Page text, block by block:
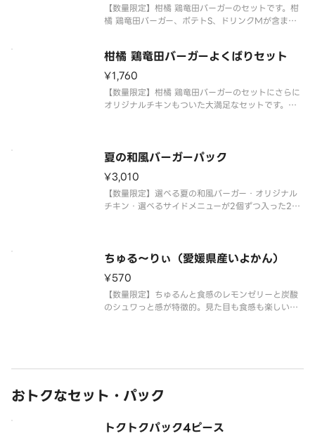
【数量限定】柑橘 鶏竜田バーガーのセットです。柑
橘 鶏竜田バーガー、ポテトS、ドリンクMが含まれ
柑橘 鶏竜田バーガーよくばりセット
¥1,760
【数量限定】柑橘 鶏竜田バーガーのセットにさらに
オリジナルチキンもついた大満足なセットです。柑
特性上、チキンの部位指定
夏の和風バーガーパック
¥3,010
【数量限定】選べる夏の和風バーガー・オリジナル
チキン・選べるサイドメニューが2個ずつ入った2名
いただいております。※提供方
ちゅる～りぃ（愛媛県産いよかん）
¥570
【数量限定】ちゅるんと食感のレモンゼリーと炭酸
のシュワっと感が特徴的。見た目も食感も楽しいド
おトクなセット・パック
トクトクパック4ピース